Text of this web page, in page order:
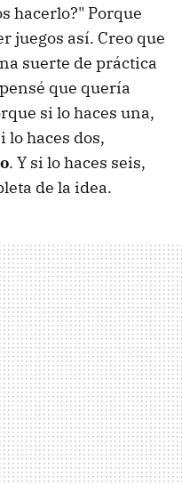
hacerlo?" Porque
juegos así. Creo que
suerte de práctica
que quería
si lo haces una,
lo haces dos,
. Y si lo haces seis,
de la idea.